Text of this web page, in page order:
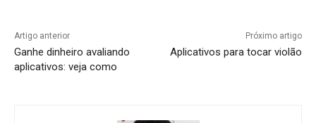
Artigo anterior
Ganhe dinheiro avaliando
aplicativos: veja como
Próximo artigo
Aplicativos para tocar violão